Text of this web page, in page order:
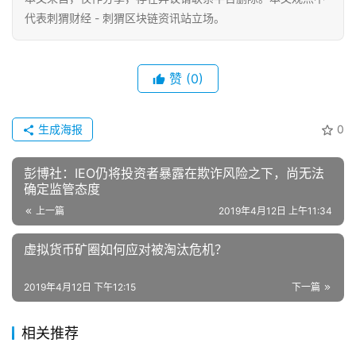
代表刺猬财经 - 刺猬区块链资讯站立场。
赞 (0)
0
生成海报
彭博社：IEO仍将投资者暴露在欺诈风险之下，尚无法
确定监管态度
上一篇 2019年4月12日 上午11:34
虚拟货币矿圈如何应对被淘汰危机？
下一篇
2019年4月12日 下午12:15
相关推荐